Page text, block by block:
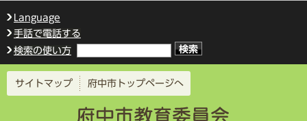
Language
手話で電話する
検索の使い方
サイトマップ 府中市トップページへ